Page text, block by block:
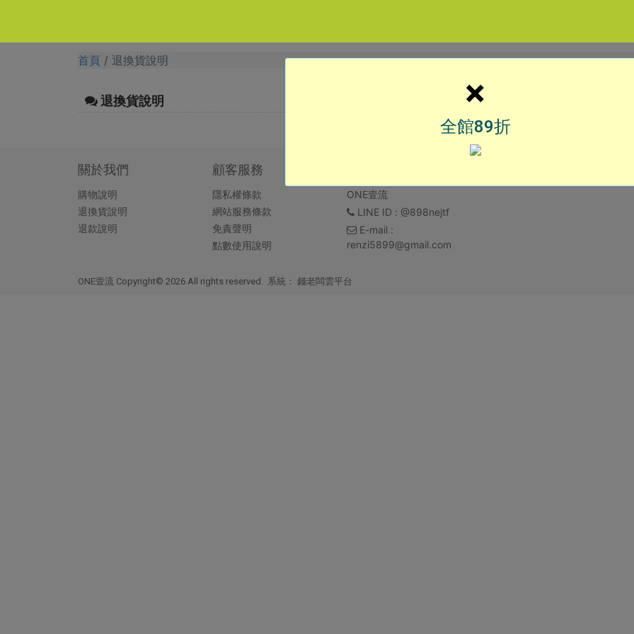
首頁 退換貨說明
退換貨說明
關於我們
購物說明
退換貨說明
退款說明
顧客服務
隱私權條款
網站服務條款
免責聲明
點數使用說明
ONE壹流
LINE ID : @898nejtf
E-mail :
renzi5899@gmail.com
ONE壹流 Copyright© 2026 All rights reserved. 系統： 錢老闆雲平台
×
全館89折